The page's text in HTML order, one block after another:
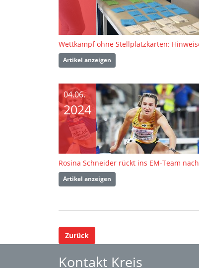
Artikel anzeigen
04.06.
2024
Rosina Schneider rückt ins EM-Team nach
Artikel anzeigen
Zurück
Kontakt Kreis